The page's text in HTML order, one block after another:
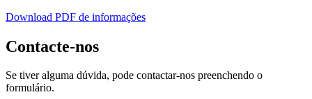
Download PDF de informações
Contacte-nos
Se tiver alguma dúvida, pode contactar-nos preenchendo o
formulário.